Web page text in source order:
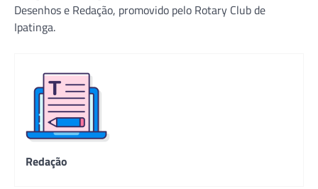
Desenhos e Redação, promovido pelo Rotary Club de
Ipatinga.
Redação